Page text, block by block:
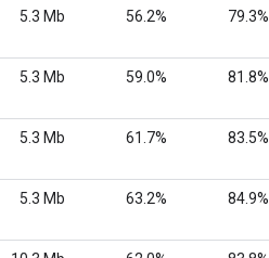
5.3 Mb 56.2% 79.3%
5.3 Mb 59.0% 81.8%
5.3 Mb 61.7% 83.5%
5.3 Mb 63.2% 84.9%